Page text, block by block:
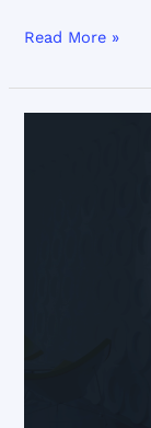
Read More »